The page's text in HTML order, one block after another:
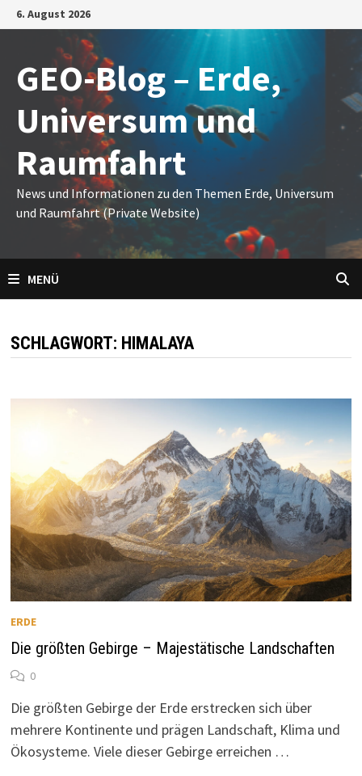
Zum
Inhalt
6. August 2026
GEO-Blog – Erde,
Universum und
Raumfahrt
News und Informationen zu den Themen Erde, Universum
und Raumfahrt (Private Website)
MENÜ
SCHLAGWORT: HIMALAYA
ERDE
Die größten Gebirge – Majestätische Landschaften
0
Die größten Gebirge der Erde erstrecken sich über
mehrere Kontinente und prägen Landschaft, Klima und
Ökosysteme. Viele dieser Gebirge erreichen …